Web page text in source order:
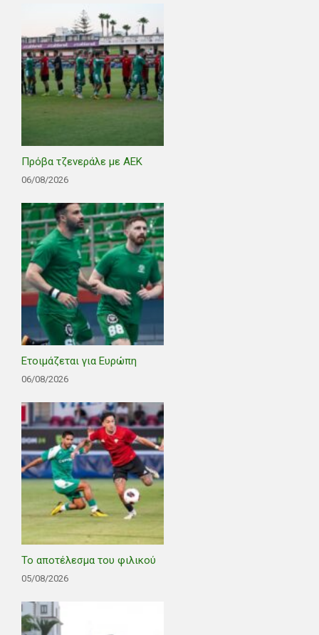
Πρόβα τζενεράλε με ΑΕΚ
06/08/2026
Ετοιμάζεται για Ευρώπη
06/08/2026
Το αποτέλεσμα του φιλικού
05/08/2026